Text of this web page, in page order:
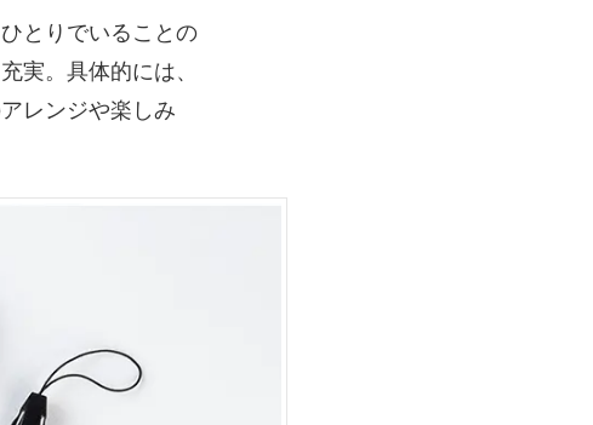
とりでいることの
実。具体的には、
レンジや楽しみ